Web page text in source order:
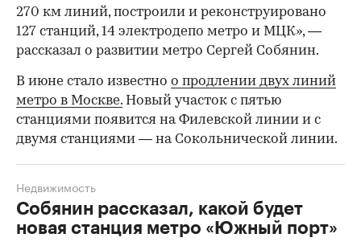
270 км линий, построили и реконструировано
127 станций, 14 электродепо метро и МЦК», —
рассказал о развитии метро Сергей Собянин.
В июне стало известно о продлении двух линий
метро в Москве. Новый участок с пятью
станциями появится на Филевской линии и с
двумя станциями — на Сокольнической линии.
Собянин рассказал, какой будет
новая станция метро «Южный порт»
Недвижимость